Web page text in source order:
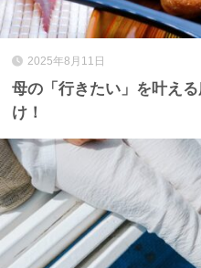
2025年8月11日
母の「行きたい」を叶え
け！